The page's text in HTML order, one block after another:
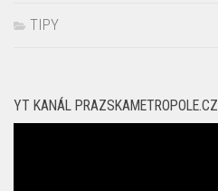
TIPY
YT KANÁL PRAZSKAMETROPOLE.CZ